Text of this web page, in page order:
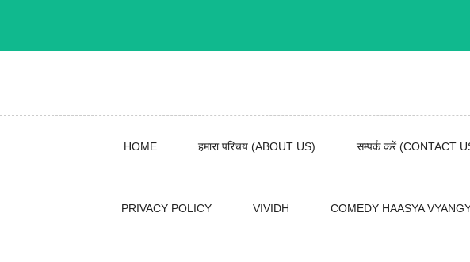
HOME हमारा परिचय (ABOUT US) सम्पर्क करें (CONTACT
PRIVACY POLICY VIVIDH COMEDY HAASYA